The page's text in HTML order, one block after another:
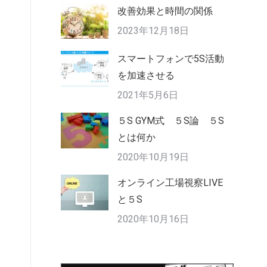
改善効果と時間の関係
2023年12月18日
スマートフォンで5S活動
を加速させる
2021年5月6日
５S GYM式 ５S論 ５S
とは何か
2020年10月19日
オンライン工場視察LIVE
と５S
2020年10月16日